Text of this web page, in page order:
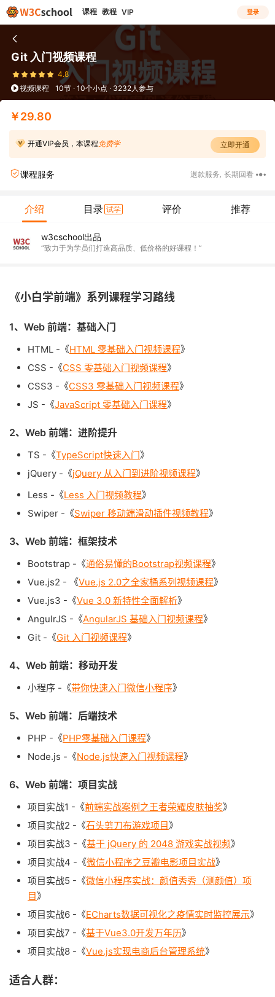
课程 教程 VIP 登录
Git 入门视频课程
4.8
视频课程
10节 · 10个小点 · 3232人参与
￥29.80
开通VIP会员，本课程 免费学 立即开通
课程服务 退款服务 长期回看
介绍 目录 试学 评价 推荐
w3cschool出品
“致力于为学员们打造高品质、低价格的好课程！”
《小白学前端》系列课程学习路线
1、Web 前端：基础入门
HTML -《HTML 零基础入门视频课程》
CSS -《CSS 零基础入门视频课程》
CSS3 -《CSS3 零基础入门视频课程》
JS -《JavaScript 零基础入门课程》
2、Web 前端：进阶提升
TS -《TypeScript快速入门》
jQuery -《jQuery 从入门到进阶视频课程》
Less -《Less 入门视频教程》
Swiper -《Swiper 移动端滑动插件视频教程》
3、Web 前端：框架技术
Bootstrap -《通俗易懂的Bootstrap视频课程》
Vue.js2 - 《Vue.js 2.0之全家桶系列视频课程》
Vue.js3 -《Vue 3.0 新特性全面解析》
AngulrJS -《AngularJS 基础入门视频课程》
Git -《Git 入门视频课程》
4、Web 前端：移动开发
小程序 -《带你快速入门微信小程序》
5、Web 前端：后端技术
PHP -《PHP零基础入门课程》
Node.js -《Node.js快速入门视频课程》
6、Web 前端：项目实战
项目实战1 -《前端实战案例之王者荣耀皮肤抽奖》
项目实战2 -《石头剪刀布游戏项目》
项目实战3 -《基于 jQuery 的 2048 游戏实战视频》
项目实战4 -《微信小程序之豆瓣电影项目实战》
项目实战5 -《微信小程序实战：颜值秀秀（测颜值）项
目》
项目实战6 -《ECharts数据可视化之疫情实时监控展示》
项目实战7 -《基于Vue3.0开发万年历》
项目实战8 -《Vue.js实现电商后台管理系统》
适合人群：